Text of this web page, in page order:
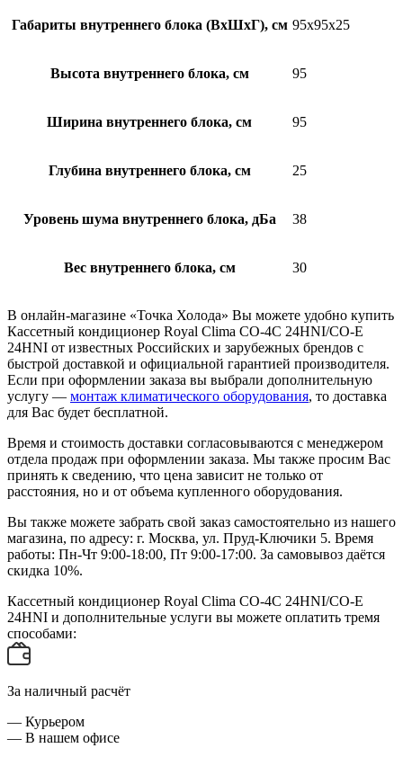
Габариты внутреннего блока (ВхШхГ), см 95х95х25
Высота внутреннего блока, см 95
Ширина внутреннего блока, см 95
Глубина внутреннего блока, см 25
Уровень шума внутреннего блока, дБа 38
Вес внутреннего блока, см 30
В онлайн-магазине «Точка Холода» Вы можете удобно купить
Кассетный кондиционер Royal Clima CO-4C 24HNI/CO-E
24HNI от известных Российских и зарубежных брендов с
быстрой доставкой и официальной гарантией производителя.
Если при оформлении заказа вы выбрали дополнительную
услугу — монтаж климатического оборудования, то доставка
для Вас будет бесплатной.
Время и стоимость доставки согласовываются с менеджером
отдела продаж при оформлении заказа. Мы также просим Вас
принять к сведению, что цена зависит не только от
расстояния, но и от объема купленного оборудования.
Вы также можете забрать свой заказ самостоятельно из нашего
магазина, по адресу: г. Москва, ул. Пруд-Ключики 5. Время
работы: Пн-Чт 9:00-18:00, Пт 9:00-17:00. За самовывоз даётся
скидка 10%.
Кассетный кондиционер Royal Clima CO-4C 24HNI/CO-E
24HNI и дополнительные услуги вы можете оплатить тремя
способами:
За наличный расчёт
— Курьером
— В нашем офисе